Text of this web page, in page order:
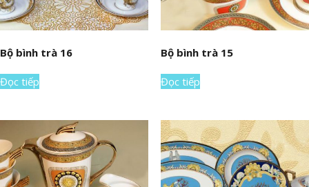
Bộ bình trà 16
Đọc tiếp
Bộ bình trà 15
Đọc tiếp